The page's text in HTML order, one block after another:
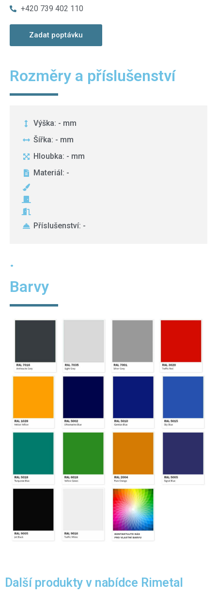
+420 739 402 110
Zadat poptávku
Rozměry a příslušenství
Výška: - mm
Šířka: - mm
Hloubka: - mm
Materiál: -
Příslušenství: -
.
Barvy
Další produkty v nabídce Rimetal